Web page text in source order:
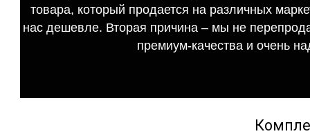
товара, который продается на различных
нас дешевле. Вторая причина – мы не
премиум-качества и очень